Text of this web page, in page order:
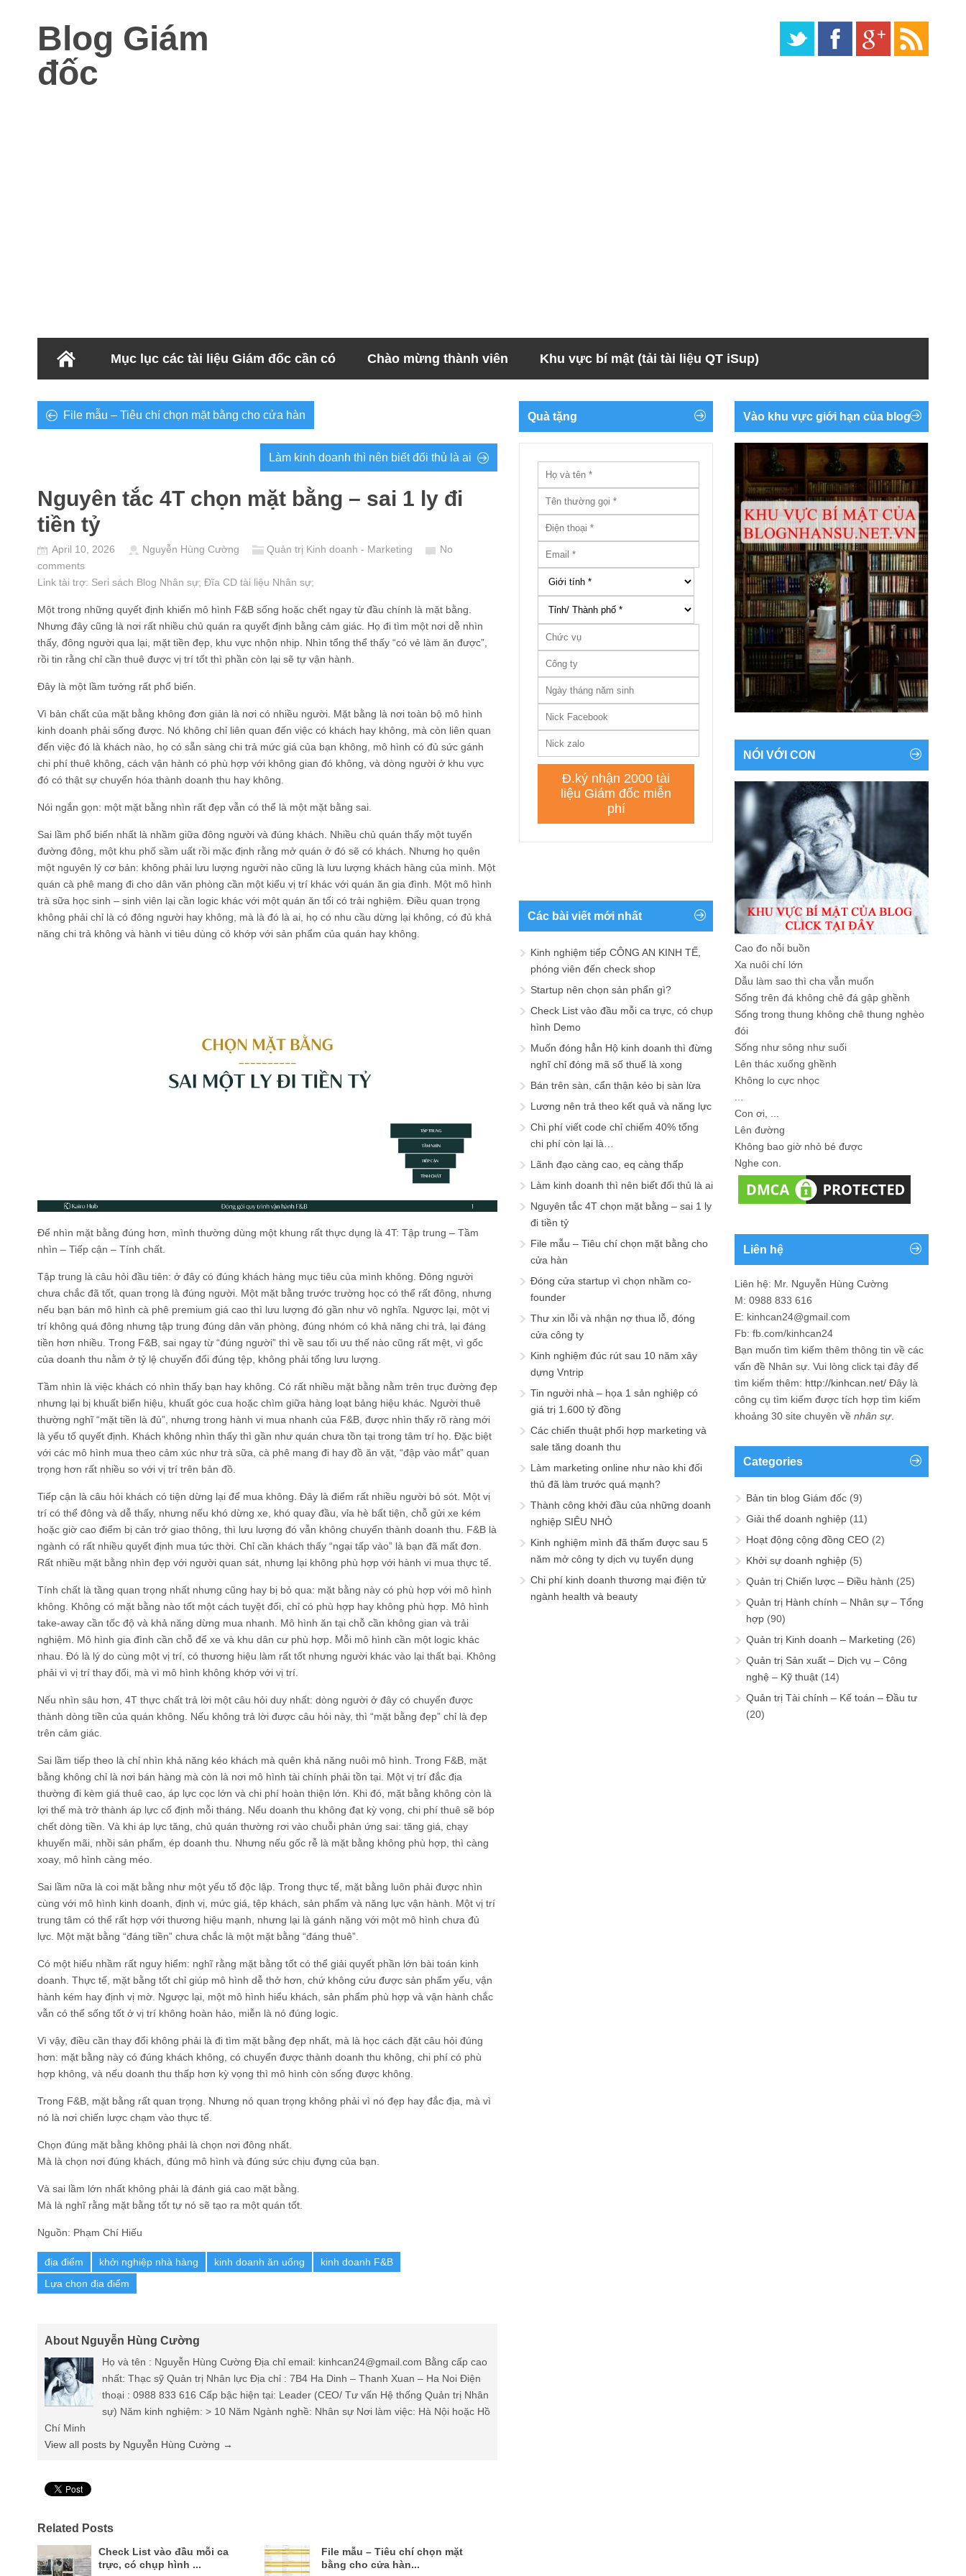
Blog Giám
đốc
Mục lục các tài liệu Giám đốc cần có Chào mừng thành viên Khu vực bí mật (tải tài liệu QT iSup)
File mẫu – Tiêu chí chọn mặt bằng cho cửa hàn
Làm kinh doanh thì nên biết đối thủ là ai
Nguyên tắc 4T chọn mặt bằng – sai 1 ly đi
tiền tỷ
April 10, 2026 Nguyễn Hùng Cường Quản trị Kinh doanh - Marketing
No
comments
Link tài trợ: Seri sách Blog Nhân sự; Đĩa CD tài liệu Nhân sự;
Một trong những quyết định khiến mô hình F&B sống hoặc chết ngay từ đầu chính là mặt bằng.
Nhưng đây cũng là nơi rất nhiều chủ quán ra quyết định bằng cảm giác. Họ đi tìm một nơi dễ nhìn
thấy, đông người qua lại, mặt tiền đẹp, khu vực nhộn nhịp. Nhìn tổng thể thấy “có vẻ làm ăn được”,
rồi tin rằng chỉ cần thuê được vị trí tốt thì phần còn lại sẽ tự vận hành.
Đây là một lầm tưởng rất phổ biến.
Vì bản chất của mặt bằng không đơn giản là nơi có nhiều người. Mặt bằng là nơi toàn bộ mô hình
kinh doanh phải sống được. Nó không chỉ liên quan đến việc có khách hay không, mà còn liên quan
đến việc đó là khách nào, họ có sẵn sàng chi trả mức giá của bạn không, mô hình có đủ sức gánh
chi phí thuê không, cách vận hành có phù hợp với không gian đó không, và dòng người ở khu vực
đó có thật sự chuyển hóa thành doanh thu hay không.
Nói ngắn gọn: một mặt bằng nhìn rất đẹp vẫn có thể là một mặt bằng sai.
Sai lầm phổ biến nhất là nhầm giữa đông người và đúng khách. Nhiều chủ quán thấy một tuyến
đường đông, một khu phố sầm uất rồi mặc định rằng mở quán ở đó sẽ có khách. Nhưng họ quên
một nguyên lý cơ bản: không phải lưu lượng người nào cũng là lưu lượng khách hàng của mình. Một
quán cà phê mang đi cho dân văn phòng cần một kiểu vị trí khác với quán ăn gia đình. Một mô hình
trà sữa học sinh – sinh viên lại cần logic khác với một quán ăn tối có trải nghiệm. Điều quan trọng
không phải chỉ là có đông người hay không, mà là đó là ai, họ có nhu cầu dừng lại không, có đủ khả
năng chi trả không và hành vi tiêu dùng có khớp với sản phẩm của quán hay không.
Để nhìn mặt bằng đúng hơn, mình thường dùng một khung rất thực dụng là 4T: Tập trung – Tầm
nhìn – Tiếp cận – Tính chất.
Tập trung là câu hỏi đầu tiên: ở đây có đúng khách hàng mục tiêu của mình không. Đông người
chưa chắc đã tốt, quan trọng là đúng người. Một mặt bằng trước trường học có thể rất đông, nhưng
nếu bạn bán mô hình cà phê premium giá cao thì lưu lượng đó gần như vô nghĩa. Ngược lại, một vị
trí không quá đông nhưng tập trung đúng dân văn phòng, đúng nhóm có khả năng chi trả, lại đáng
tiền hơn nhiều. Trong F&B, sai ngay từ “đúng người” thì về sau tối ưu thế nào cũng rất mệt, vì gốc
của doanh thu nằm ở tỷ lệ chuyển đổi đúng tệp, không phải tổng lưu lượng.
Tầm nhìn là việc khách có nhìn thấy bạn hay không. Có rất nhiều mặt bằng nằm trên trục đường đẹp
nhưng lại bị khuất biển hiệu, khuất góc cua hoặc chìm giữa hàng loạt bảng hiệu khác. Người thuê
thường nghĩ “mặt tiền là đủ”, nhưng trong hành vi mua nhanh của F&B, được nhìn thấy rõ ràng mới
là yếu tố quyết định. Khách không nhìn thấy thì gần như quán chưa tồn tại trong tâm trí họ. Đặc biệt
với các mô hình mua theo cảm xúc như trà sữa, cà phê mang đi hay đồ ăn vặt, “đập vào mắt” quan
trọng hơn rất nhiều so với vị trí trên bản đồ.
Tiếp cận là câu hỏi khách có tiện dừng lại để mua không. Đây là điểm rất nhiều người bỏ sót. Một vị
trí có thể đông và dễ thấy, nhưng nếu khó dừng xe, khó quay đầu, vỉa hè bất tiện, chỗ gửi xe kém
hoặc giờ cao điểm bị cản trở giao thông, thì lưu lượng đó vẫn không chuyển thành doanh thu. F&B là
ngành có rất nhiều quyết định mua tức thời. Chỉ cần khách thấy “ngại tấp vào” là bạn đã mất đơn.
Rất nhiều mặt bằng nhìn đẹp với người quan sát, nhưng lại không phù hợp với hành vi mua thực tế.
Tính chất là tầng quan trọng nhất nhưng cũng hay bị bỏ qua: mặt bằng này có phù hợp với mô hình
không. Không có mặt bằng nào tốt một cách tuyệt đối, chỉ có phù hợp hay không phù hợp. Mô hình
take-away cần tốc độ và khả năng dừng mua nhanh. Mô hình ăn tại chỗ cần không gian và trải
nghiệm. Mô hình gia đình cần chỗ để xe và khu dân cư phù hợp. Mỗi mô hình cần một logic khác
nhau. Đó là lý do cùng một vị trí, có thương hiệu làm rất tốt nhưng người khác vào lại thất bại. Không
phải vì vị trí thay đổi, mà vì mô hình không khớp với vị trí.
Nếu nhìn sâu hơn, 4T thực chất trả lời một câu hỏi duy nhất: dòng người ở đây có chuyển được
thành dòng tiền của quán không. Nếu không trả lời được câu hỏi này, thì “mặt bằng đẹp” chỉ là đẹp
trên cảm giác.
Sai lầm tiếp theo là chỉ nhìn khả năng kéo khách mà quên khả năng nuôi mô hình. Trong F&B, mặt
bằng không chỉ là nơi bán hàng mà còn là nơi mô hình tài chính phải tồn tại. Một vị trí đắc địa
thường đi kèm giá thuê cao, áp lực cọc lớn và chi phí hoàn thiện lớn. Khi đó, mặt bằng không còn là
lợi thế mà trở thành áp lực cố định mỗi tháng. Nếu doanh thu không đạt kỳ vọng, chi phí thuê sẽ bóp
chết dòng tiền. Và khi áp lực tăng, chủ quán thường rơi vào chuỗi phản ứng sai: tăng giá, chạy
khuyến mãi, nhồi sản phẩm, ép doanh thu. Nhưng nếu gốc rễ là mặt bằng không phù hợp, thì càng
xoay, mô hình càng méo.
Sai lầm nữa là coi mặt bằng như một yếu tố độc lập. Trong thực tế, mặt bằng luôn phải được nhìn
cùng với mô hình kinh doanh, định vị, mức giá, tệp khách, sản phẩm và năng lực vận hành. Một vị trí
trung tâm có thể rất hợp với thương hiệu mạnh, nhưng lại là gánh nặng với một mô hình chưa đủ
lực. Một mặt bằng “đáng tiền” chưa chắc là một mặt bằng “đáng thuê”.
Có một hiểu nhầm rất nguy hiểm: nghĩ rằng mặt bằng tốt có thể giải quyết phần lớn bài toán kinh
doanh. Thực tế, mặt bằng tốt chỉ giúp mô hình dễ thở hơn, chứ không cứu được sản phẩm yếu, vận
hành kém hay định vị mờ. Ngược lại, một mô hình hiểu khách, sản phẩm phù hợp và vận hành chắc
vẫn có thể sống tốt ở vị trí không hoàn hảo, miễn là nó đúng logic.
Vì vậy, điều cần thay đổi không phải là đi tìm mặt bằng đẹp nhất, mà là học cách đặt câu hỏi đúng
hơn: mặt bằng này có đúng khách không, có chuyển được thành doanh thu không, chi phí có phù
hợp không, và nếu doanh thu thấp hơn kỳ vọng thì mô hình còn sống được không.
Trong F&B, mặt bằng rất quan trọng. Nhưng nó quan trọng không phải vì nó đẹp hay đắc địa, mà vì
nó là nơi chiến lược chạm vào thực tế.
Chọn đúng mặt bằng không phải là chọn nơi đông nhất.
Mà là chọn nơi đúng khách, đúng mô hình và đúng sức chịu đựng của bạn.
Và sai lầm lớn nhất không phải là đánh giá cao mặt bằng.
Mà là nghĩ rằng mặt bằng tốt tự nó sẽ tạo ra một quán tốt.
Nguồn: Phạm Chí Hiếu
địa điểm khởi nghiệp nhà hàng kinh doanh ăn uống
kinh doanh F&B
Lựa chọn địa điểm
About Nguyễn Hùng Cường
Họ và tên : Nguyễn Hùng Cường Địa chỉ email: kinhcan24@gmail.com Bằng cấp cao
nhất: Thạc sỹ Quản trị Nhân lực Địa chỉ : 7B4 Ha Dinh – Thanh Xuan – Ha Noi Điện
thoại : 0988 833 616 Cấp bậc hiện tại: Leader (CEO/ Tư vấn Hệ thống Quản trị Nhân
sự) Năm kinh nghiệm: > 10 Năm Ngành nghề: Nhân sự Nơi làm việc: Hà Nội hoặc Hồ
Chí Minh
View all posts by Nguyễn Hùng Cường →
Related Posts
Check List vào đầu mỗi ca
trực, có chụp hình ...
File mẫu – Tiêu chí chọn mặt
bằng cho cửa hàn...
Quà tặng
Các bài viết mới nhất
Kinh nghiệm tiếp CÔNG AN KINH TẾ,
phóng viên đến check shop
Startup nên chọn sản phẩn gì?
Check List vào đầu mỗi ca trực, có chụp
hình Demo
Muốn đóng hẳn Hộ kinh doanh thì đừng
nghĩ chỉ đóng mã số thuế là xong
Bán trên sàn, cẩn thận kẻo bị sàn lừa
Lương nên trả theo kết quả và năng lực
Chi phí viết code chỉ chiếm 40% tổng
chi phí còn lại là…
Lãnh đạo càng cao, eq càng thấp
Làm kinh doanh thì nên biết đối thủ là ai
Nguyên tắc 4T chọn mặt bằng – sai 1 ly
đi tiền tỷ
File mẫu – Tiêu chí chọn mặt bằng cho
cửa hàn
Đóng cửa startup vì chọn nhầm co-
founder
Thư xin lỗi và nhận nợ thua lỗ, đóng
cửa công ty
Kinh nghiệm đúc rút sau 10 năm xây
dựng Vntrip
Tin người nhà – họa 1 sản nghiệp có
giá trị 1.600 tỷ đồng
Các chiến thuật phối hợp marketing và
sale tăng doanh thu
Làm marketing online như nào khi đối
thủ đã làm trước quá mạnh?
Thành công khởi đầu của những doanh
nghiệp SIÊU NHỎ
Kinh nghiệm mình đã thấm được sau 5
năm mở công ty dịch vụ tuyển dụng
Chi phí kinh doanh thương mại điện tử
ngành health và beauty
Vào khu vực giới hạn của blog
NÓI VỚI CON
Cao đo nỗi buồn
Xa nuôi chí lớn
Dẫu làm sao thì cha vẫn muốn
Sống trên đá không chê đá gập ghềnh
Sống trong thung không chê thung nghèo
đói
Sống như sông như suối
Lên thác xuống ghềnh
Không lo cực nhọc
Con ơi, ...
Lên đường
Không bao giờ nhỏ bé được
Nghe con.
Liên hệ
Liên hệ: Mr. Nguyễn Hùng Cường
M: 0988 833 616
E: kinhcan24@gmail.com
Fb: fb.com/kinhcan24
Bạn muốn tìm kiếm thêm thông tin về các
vấn đề Nhân sự . Vui lòng click tại đây để
tìm kiếm thêm: http://kinhcan.net/ Đây là
công cụ tìm kiếm được tích hợp tìm kiếm
khoảng 30 site chuyên về nhân sự.
Categories
Bản tin blog Giám đốc (9)
Giải thể doanh nghiệp (11)
Hoạt động cộng đồng CEO (2)
Khởi sự doanh nghiệp (5)
Quản trị Chiến lược – Điều hành (25)
Quản trị Hành chính – Nhân sự – Tổng
hợp (90)
Quản trị Kinh doanh – Marketing (26)
Quản trị Sản xuất – Dịch vụ – Công
nghệ – Kỹ thuật (14)
Quản trị Tài chính – Kế toán – Đầu tư
(20)